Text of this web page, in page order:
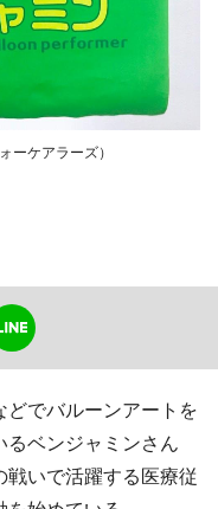
ーケアラーズ）
でバルーンアートを
ベンジャミンさん
いで活躍する医療従